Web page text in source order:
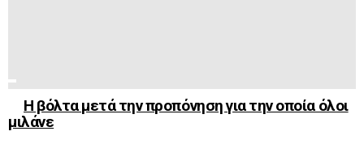
Η βόλτα μετά την προπόνηση για την οποία όλοι
μιλάνε